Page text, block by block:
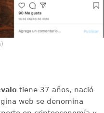
tiene 37 años, nació
web se denomina